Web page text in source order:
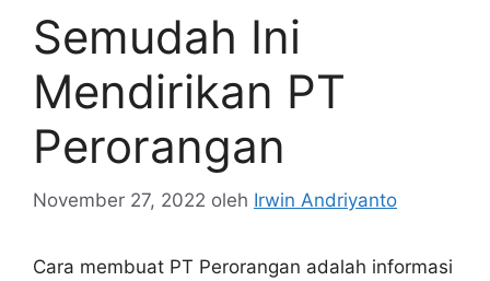
Semudah Ini
Mendirikan PT
Perorangan
November 27, 2022 oleh Irwin Andriyanto
Cara membuat PT Perorangan adalah informasi